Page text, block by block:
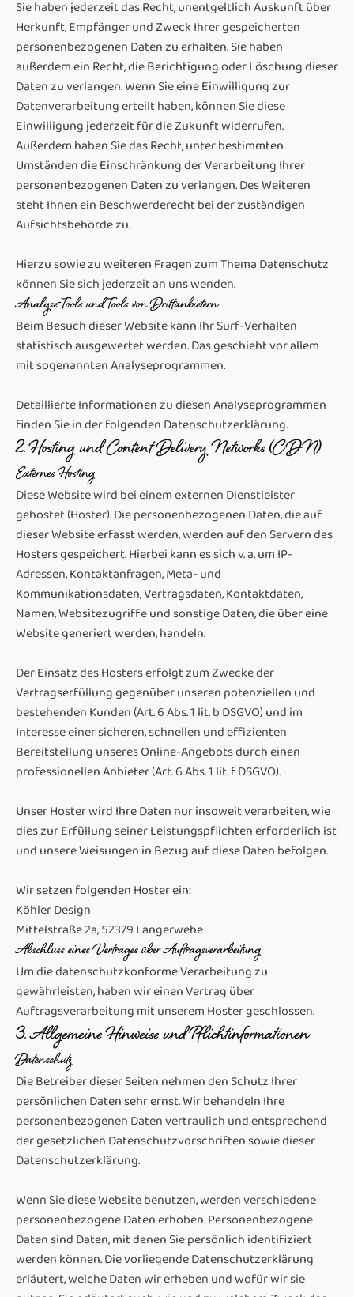
Sie haben jederzeit das Recht, unentgeltlich Auskunft über
Herkunft, Empfänger und Zweck Ihrer gespeicherten
personenbezogenen Daten zu erhalten. Sie haben
außerdem ein Recht, die Berichtigung oder Löschung dieser
Daten zu verlangen. Wenn Sie eine Einwilligung zur
Datenverarbeitung erteilt haben, können Sie diese
Einwilligung jederzeit für die Zukunft widerrufen.
Außerdem haben Sie das Recht, unter bestimmten
Umständen die Einschränkung der Verarbeitung Ihrer
personenbezogenen Daten zu verlangen. Des Weiteren
steht Ihnen ein Beschwerderecht bei der zuständigen
Aufsichtsbehörde zu.
Hierzu sowie zu weiteren Fragen zum Thema Datenschutz
können Sie sich jederzeit an uns wenden.
Analyse-Tools und Tools von Dritt­anbietern
Beim Besuch dieser Website kann Ihr Surf-Verhalten
statistisch ausgewertet werden. Das geschieht vor allem
mit sogenannten Analyseprogrammen.
Detaillierte Informationen zu diesen Analyseprogrammen
finden Sie in der folgenden Datenschutzerklärung.
2. Hosting und Content Delivery Networks (CDN)
Externes Hosting
Diese Website wird bei einem externen Dienstleister
gehostet (Hoster). Die personenbezogenen Daten, die auf
dieser Website erfasst werden, werden auf den Servern des
Hosters gespeichert. Hierbei kann es sich v. a. um IP-
Adressen, Kontaktanfragen, Meta- und
Kommunikationsdaten, Vertragsdaten, Kontaktdaten,
Namen, Websitezugriffe und sonstige Daten, die über eine
Website generiert werden, handeln.
Der Einsatz des Hosters erfolgt zum Zwecke der
Vertragserfüllung gegenüber unseren potenziellen und
bestehenden Kunden (Art. 6 Abs. 1 lit. b DSGVO) und im
Interesse einer sicheren, schnellen und effizienten
Bereitstellung unseres Online-Angebots durch einen
professionellen Anbieter (Art. 6 Abs. 1 lit. f DSGVO).
Unser Hoster wird Ihre Daten nur insoweit verarbeiten, wie
dies zur Erfüllung seiner Leistungspflichten erforderlich ist
und unsere Weisungen in Bezug auf diese Daten befolgen.
Wir setzen folgenden Hoster ein:
Köhler Design
Mittelstraße 2a, 52379 Langerwehe
Abschluss eines Vertrages über Auftragsverarbeitung
Um die datenschutzkonforme Verarbeitung zu
gewährleisten, haben wir einen Vertrag über
Auftragsverarbeitung mit unserem Hoster geschlossen.
3. Allgemeine Hinweise und Pflicht­informationen
Datenschutz
Die Betreiber dieser Seiten nehmen den Schutz Ihrer
persönlichen Daten sehr ernst. Wir behandeln Ihre
personenbezogenen Daten vertraulich und entsprechend
der gesetzlichen Datenschutzvorschriften sowie dieser
Datenschutzerklärung.
Wenn Sie diese Website benutzen, werden verschiedene
personenbezogene Daten erhoben. Personenbezogene
Daten sind Daten, mit denen Sie persönlich identifiziert
werden können. Die vorliegende Datenschutzerklärung
erläutert, welche Daten wir erheben und wofür wir sie